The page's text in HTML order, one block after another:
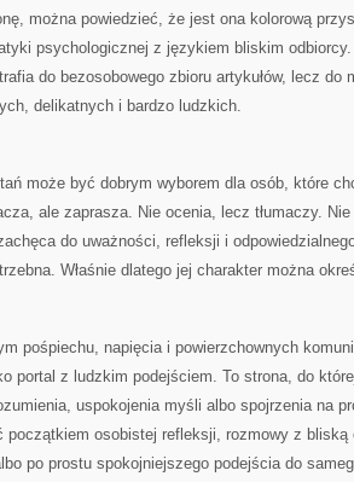
można powiedzieć, że jest ona kolorową
psychologicznej z językiem bliskim
do bezosobowego zbioru artykułów, lecz do
delikatnych i bardzo ludzkich.
może być dobrym wyborem dla osób, które
ale zaprasza. Nie ocenia, lecz tłumaczy.
do uważności, refleksji i
Właśnie dlatego jej charakter można
pośpiechu, napięcia i powierzchownych
portal z ludzkim podejściem. To strona, do
uspokojenia myśli albo spojrzenia na
początkiem osobistej refleksji, rozmowy z
po prostu spokojniejszego podejścia do